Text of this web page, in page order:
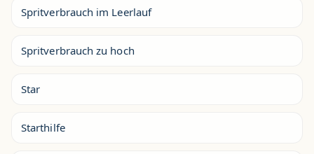
Spritverbrauch im Leerlauf
Spritverbrauch zu hoch
Star
Starthilfe